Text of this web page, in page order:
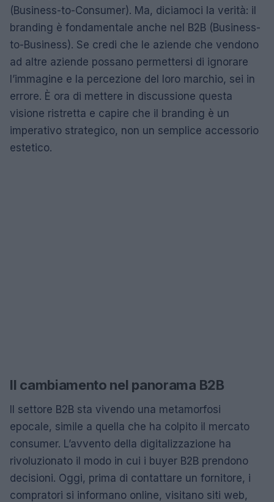
(Business-to-Consumer). Ma, diciamoci la verità: il
branding è fondamentale anche nel B2B (Business-
to-Business). Se credi che le aziende che vendono
ad altre aziende possano permettersi di ignorare
l’immagine e la percezione del loro marchio, sei in
errore. È ora di mettere in discussione questa
visione ristretta e capire che il branding è un
imperativo strategico, non un semplice accessorio
estetico.
Il cambiamento nel panorama B2B
Il settore B2B sta vivendo una metamorfosi
epocale, simile a quella che ha colpito il mercato
consumer. L’avvento della digitalizzazione ha
rivoluzionato il modo in cui i buyer B2B prendono
decisioni. Oggi, prima di contattare un fornitore, i
compratori si informano online, visitano siti web,